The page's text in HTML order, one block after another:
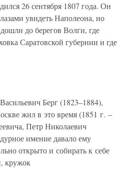
26 сентября 1807 года. Он
увидеть Наполеона, но
до берегов Волги, где
Саратовской губернии и где
Берг (1823–1884),
жил в это время (1851 г. –
Петр Николаевич
имение давало ему
открыто и собирать к себе
кружок